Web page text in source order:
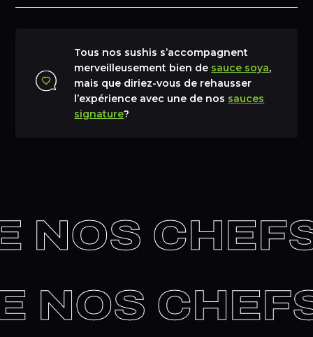
Tous nos sushis s’accompagnent
merveilleusement bien de sauce soya,
mais que diriez-vous de rehausser
l’expérience avec une de nos sauces
signature?
NOS CHEFS
NOS